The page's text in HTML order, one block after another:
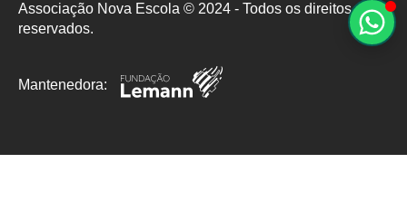
Associação Nova Escola © 2024 - Todos os direitos
reservados.
Mantenedora: